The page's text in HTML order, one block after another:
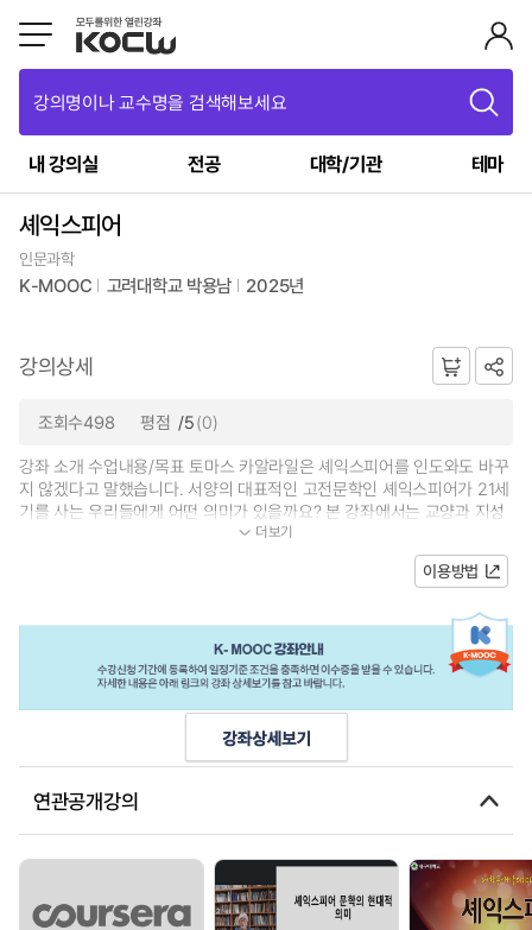
강의명이나 교수명을 검색해보세요
내 강의실 전공 대학/기관 테마
셰익스피어
인문과학
K-MOOC 고려대학교 박용남 2025년
강의상세
조회수498 평점 /5(0)
강좌 소개 수업내용/목표 토마스 카알라일은 셰익스피어를 인도와도 바꾸
지 않겠다고 말했습니다. 서양의 대표적인 고전문학인 셰익스피어가 21세
기를 사는 우리들에게 어떤 의미가 있을까요? 본 강좌에서는 교양과 지성
의 상징인 셰익스피어 작품들을 통...더보기
이용방법
연관공개강의